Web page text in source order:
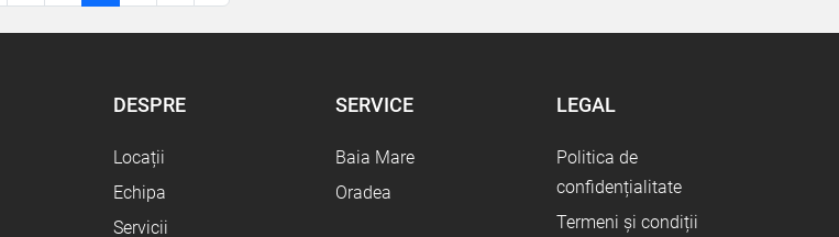
DESPRE
Locații
Echipa
Servicii
SERVICE
Baia Mare
Oradea
LEGAL
Politica de
confidențialitate
Termeni și condiții